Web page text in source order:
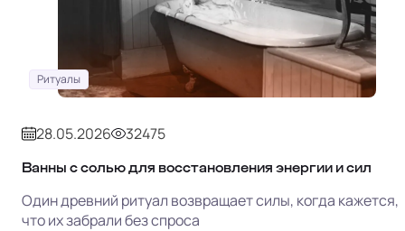
Ритуалы
28.05.2026 32475
Ванны с солью для восстановления энергии и сил
Один древний ритуал возвращает силы, когда кажется,
что их забрали без спроса